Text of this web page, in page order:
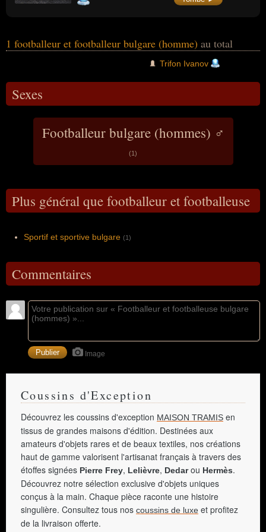
Bulgarie, et au Rapid Vienne où en 1996, il
pour 6 buts marqués. Il est avec ses
coéquipiers quatrième de la Coupe du
1 footballeur et footballeur bulgare (homme) au total
Trifon Ivanov
Sexes
Footballeur bulgare (hommes) ♂
(1)
Plus général que footballeur et footballeuse
Sportif et sportive bulgare (1)
Commentaires
Image
Coussins d'Exception
Découvrez les coussins d'exception MAISON TRAMIS en
tissus de grandes maisons d'édition. Destinées aux
amateurs d'objets rares et de beaux textiles, nos créations
haut de gamme valorisent l'artisanat français à travers des
étoffes signées Pierre Frey, Lelièvre, Dedarou Hermès.
Découvrez notre sélection exclusive d'objets uniques
conçus à la main. Chaque pièce raconte une histoire
singulière. Consultez tous nos coussins de luxe et profitez
de la livraison offerte.